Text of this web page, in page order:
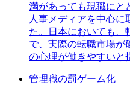
満があっても現職にと
人事メディアを中心に
た。日本においても、
で、実際の転職市場が
の心理が働きやすいと
管理職の罰ゲーム化